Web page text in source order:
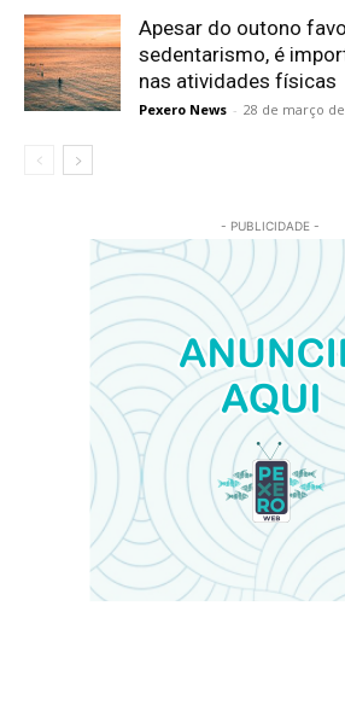
Apesar do outono
sedentarismo, é
nas atividades físicas
Pexero News - 28 de março
- PUBLICIDADE -